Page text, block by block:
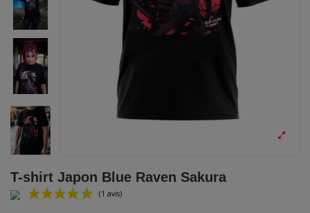
T-shirt Japon Blue Raven Sakura